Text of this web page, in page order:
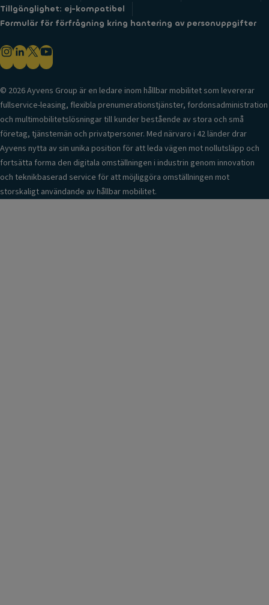
Tillgänglighet: ej-kompatibel
Formulär för förfrågning kring hantering av personuppgifter
© 2026 Ayvens Group är en ledare inom hållbar mobilitet som levererar
fullservice-leasing, flexibla prenumerationstjänster, fordonsadministration
och multimobilitetslösningar till kunder bestående av stora och små
företag, tjänstemän och privatpersoner. Med närvaro i 42 länder drar
Ayvens nytta av sin unika position för att leda vägen mot nollutsläpp och
fortsätta forma den digitala omställningen i industrin genom innovation
och teknikbaserad service för att möjliggöra omställningen mot
storskaligt användande av hållbar mobilitet.